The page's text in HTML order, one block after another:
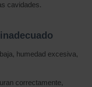
cavidades.
humedad excesiva,
correctamente,